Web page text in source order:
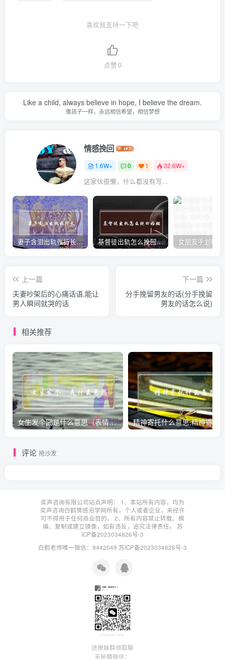
喜欢就支持一下吧
点赞0
Like a child, always believe in hope, I believe the dream.
像孩子一样，永远相信希望，相信梦想
情感挽回
1.6W+ 0 1 32.6W+
这家伙很懒，什么都没有写...
妻子含泪出轨张行长 她说全都是因为家中 基督徒出轨怎么挽回婚姻(基督徒面对出轨婚姻)
上一篇
夫妻吵架后的心痛话语,能让
男人瞬间就哭的话
下一篇
分手挽留男友的话(分手挽留
男友的话怎么说)
相关推荐
女生发个囧是什么意思（表情囧的含义）
评论 抢沙发
奕声咨询有限公司站点声明： 1、本站所有内容，均为
奕声咨询白鹤情感泡学网所有，个人或者企业，未经许
可不得用于任何商业目的。 2、所有内容禁止转载、摘
编、复制或建立镜像，如有违反，追究法律责任。 苏
ICP备2023034826号-3
白鹤老师唯一微信：9442049 苏ICP备2023034826号-3
进撩妹群领取聊
天秘籍微信：